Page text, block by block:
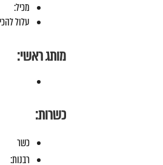
מכיל:
עלול
מותג ראשי:
כשרות:
כשר
רבנות: